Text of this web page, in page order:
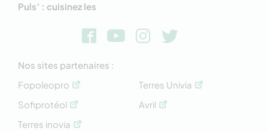
Puls’ : cuisinez les
Nos sites partenaires :
Fopoleopro
Sofiprotéol
Terres inovia
Terres Univia
Avril